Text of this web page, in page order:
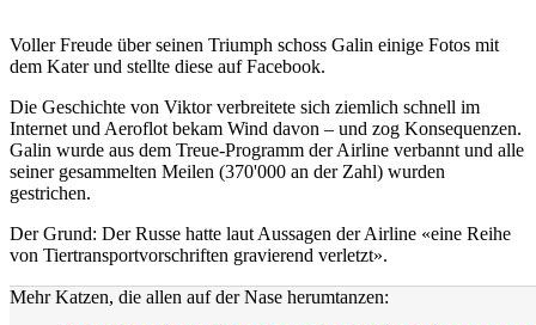
Voller Freude über seinen Triumph schoss Galin einige Fotos mit
dem Kater und stellte diese auf Facebook.
Die Geschichte von Viktor verbreitete sich ziemlich schnell im
Internet und Aeroflot bekam Wind davon – und zog Konsequenzen.
Galin wurde aus dem Treue-Programm der Airline verbannt und alle
seiner gesammelten Meilen (370'000 an der Zahl) wurden
gestrichen.
Der Grund: Der Russe hatte laut Aussagen der Airline «eine Reihe
von Tiertransportvorschriften gravierend verletzt».
Mehr Katzen, die allen auf der Nase herumtanzen: